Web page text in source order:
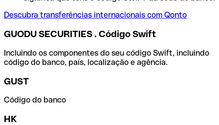
Descubra transferências internacionais com Qonto
GUODU SECURITIES . Código Swift
Incluindo os componentes do seu código Swift, incluindo
código do banco, país, localização e agência.
GUST
Código do banco
HK